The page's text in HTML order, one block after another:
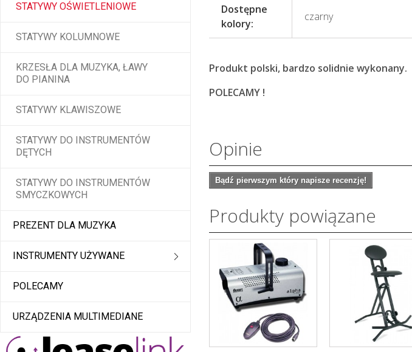
STATYWY OŚWIETLENIOWE
STATYWY KOLUMNOWE
KRZESŁA DLA MUZYKA, ŁAWY
DO PIANINA
STATYWY KLAWISZOWE
STATYWY DO INSTRUMENTÓW
DĘTYCH
STATYWY DO INSTRUMENTÓW
SMYCZKOWYCH
PREZENT DLA MUZYKA
INSTRUMENTY UŻYWANE
POLECAMY
URZĄDZENIA MULTIMEDIANE
Dostępne
kolory:
czarny
Produkt polski, bardzo solidnie wykonany.
POLECAMY !
Opinie
Bądź pierwszym który napisze recenzję!
Produkty powiązane